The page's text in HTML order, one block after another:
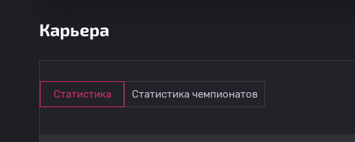
Карьера
Статистика Статистика чемпионатов